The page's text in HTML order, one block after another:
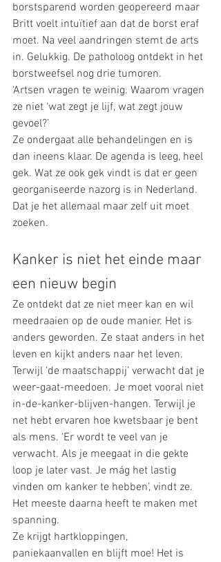
borstsparend worden geopereerd maar
Britt voelt intuïtief aan dat de borst eraf
moet. Na veel aandringen stemt de arts
in. Gelukkig. De patholoog ontdekt in het
borstweefsel nog drie tumoren.
‘Artsen vragen te weinig. Waarom vragen
ze niet ‘wat zegt je lijf, wat zegt jouw
gevoel?’
Ze ondergaat alle behandelingen en is
dan ineens klaar. De agenda is leeg, heel
gek. Wat ze ook gek vindt is dat er geen
georganiseerde nazorg is in Nederland.
Dat je het allemaal maar zelf uit moet
zoeken.
Kanker is niet het einde maar
een nieuw begin
Ze ontdekt dat ze niet meer kan en wil
meedraaien op de oude manier. Het is
anders geworden. Ze staat anders in het
leven en kijkt anders naar het leven.
Terwijl ‘de maatschappij’ verwacht dat je
weer-gaat-meedoen. Je moet vooral niet
in-de-kanker-blijven-hangen. Terwijl je
net hebt ervaren hoe kwetsbaar je bent
als mens. ‘Er wordt te veel van je
verwacht. Als je meegaat in die gekte
loop je later vast. Je mág het lastig
vinden om kanker te hebben’, vindt ze.
Het meeste daarna heeft te maken met
spanning.
Ze krijgt hartkloppingen,
paniekaanvallen en blijft moe! Het is